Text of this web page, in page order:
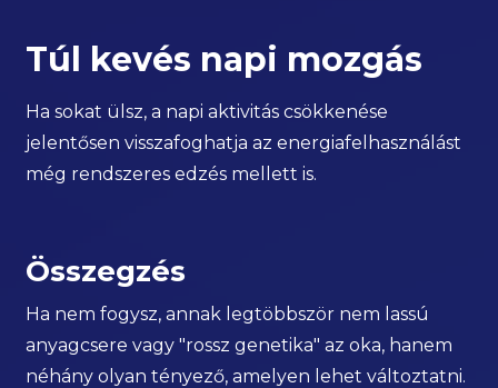
Túl kevés napi mozgás
Ha sokat ülsz, a napi aktivitás csökkenése
jelentősen visszafoghatja az energiafelhasználást
még rendszeres edzés mellett is.
Összegzés
Ha nem fogysz, annak legtöbbször nem lassú
anyagcsere vagy "rossz genetika" az oka, hanem
néhány olyan tényező, amelyen lehet változtatni.